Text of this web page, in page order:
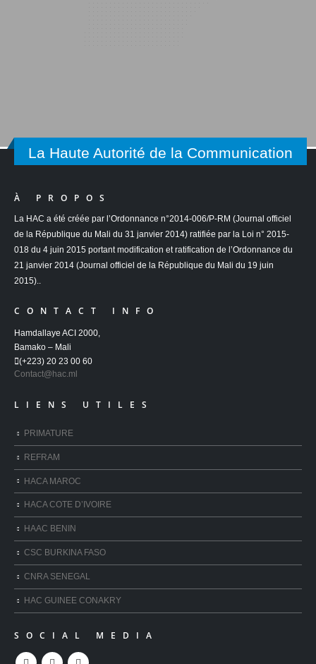
La Haute Autorité de la Communication
À PROPOS
La HAC a été créée par l’Ordonnance n°2014-006/P-RM (Journal officiel
de la République du Mali du 31 janvier 2014) ratifiée par la Loi n° 2015-
018 du 4 juin 2015 portant modification et ratification de l’Ordonnance du
21 janvier 2014 (Journal officiel de la République du Mali du 19 juin
2015)..
CONTACT INFO
Hamdallaye ACI 2000,
Bamako – Mali
(+223) 20 23 00 60
Contact@hac.ml
LIENS UTILES
PRIMATURE
REFRAM
HACA MAROC
HACA COTE D’IVOIRE
HAAC BENIN
CSC BURKINA FASO
CNRA SENEGAL
HAC GUINEE CONAKRY
SOCIAL MEDIA